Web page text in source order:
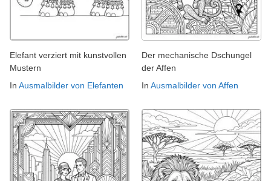
Elefant verziert mit kunstvollen
Mustern
In Ausmalbilder von Elefanten
Der mechanische Dschungel
der Affen
In Ausmalbilder von Affen